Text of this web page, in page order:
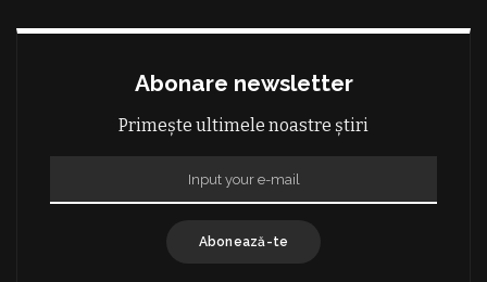
Abonare newsletter
Primește ultimele noastre știri
Abonează-te